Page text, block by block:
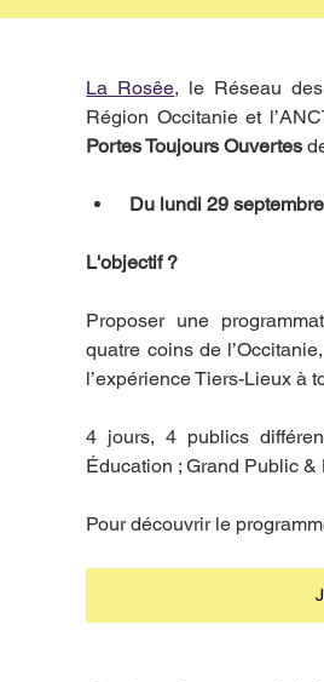
La Rosêe, le Réseau
Région Occitanie et
Portes Toujours Ouvertes
Du lundi 29
L'objectif ?
Proposer une
quatre coins de
l’expérience Tiers-Lieux à
4 jours, 4 publics
Éducation ; Grand Public &
Pour découvrir le